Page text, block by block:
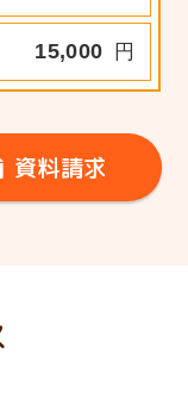
15,000 円
資料請求